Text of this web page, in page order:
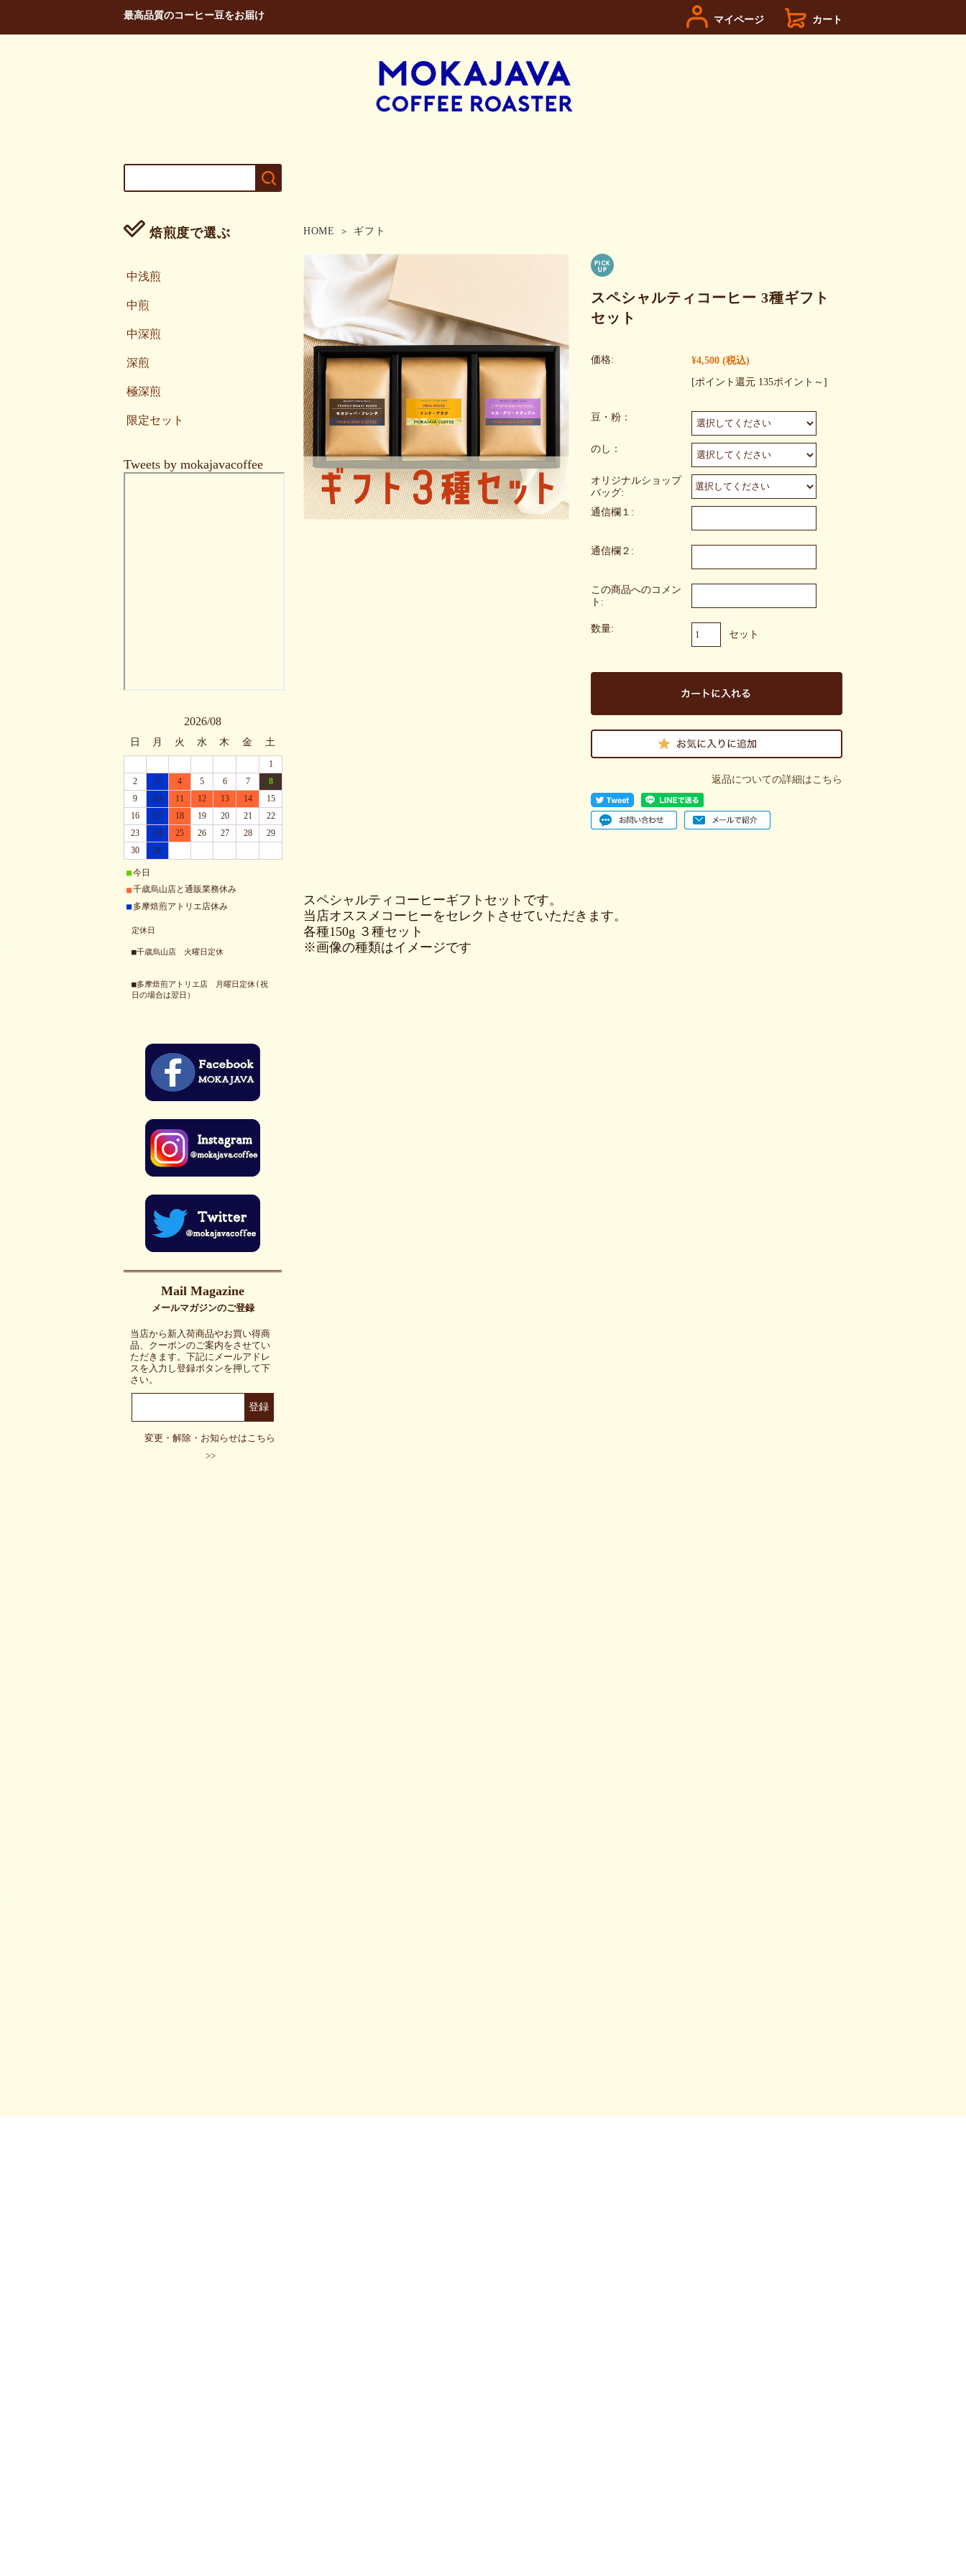
最高品質のコーヒー豆をお届け マイページ カート
HOME ギフト
スペシャルティコーヒー 3種ギフト
セット
価格: ¥4,500 (税込)
[ポイント還元 135ポイント～]
豆・粉：
のし：
オリジナルショップ
バッグ:
通信欄１:
通信欄２:
この商品へのコメン
ト:
数量:
セット
返品についての詳細はこちら
スペシャルティコーヒーギフトセットです。
当店オススメコーヒーをセレクトさせていただきます。
各種150g ３種セット
※画像の種類はイメージです
焙煎度で選ぶ
中浅煎
中煎
中深煎
深煎
極深煎
限定セット
Tweets by mokajavacoffee
2026/08
日 月 火 水 木 金 土
1
2
3 4 5 6 7
8
9
10 11 12 13 14
15
16
17 18 19 20 21
22
23
24 25 26 27 28
29
30
31
■今日
■千歳烏山店と通販業務休み
■多摩焙煎アトリエ店休み
定休日
■千歳烏山店 火曜日定休
■多摩焙煎アトリエ店 月曜日定休(祝
日の場合は翌日）
当店から新入荷商品やお買い得商
品、クーポンのご案内をさせてい
ただきます。下記にメールアドレ
スを入力し登録ボタンを押して下
さい。
変更・解除・お知らせはこちら